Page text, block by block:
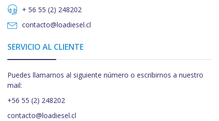
+ 56 55 (2) 248202
contacto@loadiesel.cl
SERVICIO AL CLIENTE
Puedes llamarnos al siguiente número o escribirnos a nuestro
mail:
+56 55 (2) 248202
contacto@loadiesel.cl